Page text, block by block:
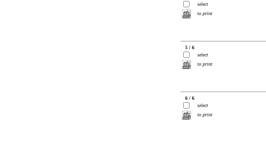
select
to print
5 / 6
select
to print
6 / 6
select
to print